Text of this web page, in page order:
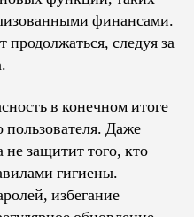
финансами.
следуя за
в конечном итоге
пользователя. Даже
не защитит того, кто
гигиены.
избегание